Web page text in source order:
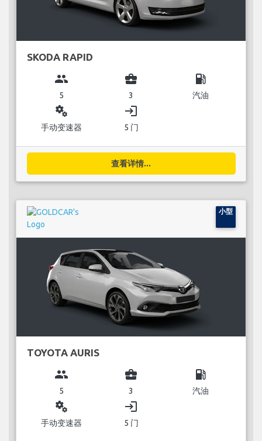
SKODA RAPID
group
5
business_center
3
local_gas_station
汽油
miscellaneous_services
手动变速器
login
5 门
查看详情...
小型
TOYOTA AURIS
group
5
business_center
3
local_gas_station
汽油
miscellaneous_services
手动变速器
login
5 门